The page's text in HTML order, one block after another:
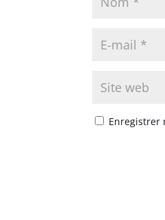
Enregistrer